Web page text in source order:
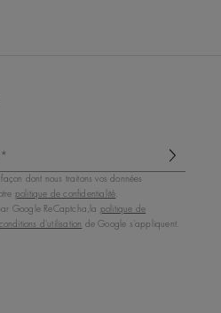
dont nous traitons vos données
politique de confidentialité.
Google ReCaptcha,la
politique de
conditions d'utilisation de Google s'appliquent.